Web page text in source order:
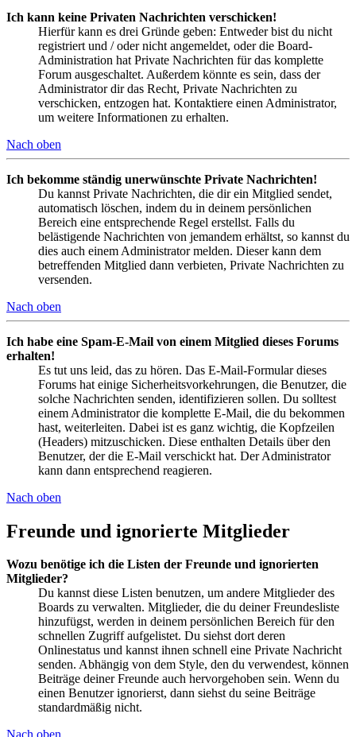
Ich kann keine Privaten Nachrichten verschicken!
Hierfür kann es drei Gründe geben: Entweder bist du nicht
registriert und / oder nicht angemeldet, oder die Board-
Administration hat Private Nachrichten für das komplette
Forum ausgeschaltet. Außerdem könnte es sein, dass der
Administrator dir das Recht, Private Nachrichten zu
verschicken, entzogen hat. Kontaktiere einen Administrator,
um weitere Informationen zu erhalten.
Nach oben
Ich bekomme ständig unerwünschte Private Nachrichten!
Du kannst Private Nachrichten, die dir ein Mitglied sendet,
automatisch löschen, indem du in deinem persönlichen
Bereich eine entsprechende Regel erstellst. Falls du
belästigende Nachrichten von jemandem erhältst, so kannst du
dies auch einem Administrator melden. Dieser kann dem
betreffenden Mitglied dann verbieten, Private Nachrichten zu
versenden.
Nach oben
Ich habe eine Spam-E-Mail von einem Mitglied dieses Forums
erhalten!
Es tut uns leid, das zu hören. Das E-Mail-Formular dieses
Forums hat einige Sicherheitsvorkehrungen, die Benutzer, die
solche Nachrichten senden, identifizieren sollen. Du solltest
einem Administrator die komplette E-Mail, die du bekommen
hast, weiterleiten. Dabei ist es ganz wichtig, die Kopfzeilen
(Headers) mitzuschicken. Diese enthalten Details über den
Benutzer, der die E-Mail verschickt hat. Der Administrator
kann dann entsprechend reagieren.
Nach oben
Freunde und ignorierte Mitglieder
Wozu benötige ich die Listen der Freunde und ignorierten
Mitglieder?
Du kannst diese Listen benutzen, um andere Mitglieder des
Boards zu verwalten. Mitglieder, die du deiner Freundesliste
hinzufügst, werden in deinem persönlichen Bereich für den
schnellen Zugriff aufgelistet. Du siehst dort deren
Onlinestatus und kannst ihnen schnell eine Private Nachricht
senden. Abhängig von dem Style, den du verwendest, können
Beiträge deiner Freunde auch hervorgehoben sein. Wenn du
einen Benutzer ignorierst, dann siehst du seine Beiträge
standardmäßig nicht.